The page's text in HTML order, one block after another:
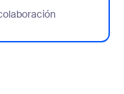
la colaboración